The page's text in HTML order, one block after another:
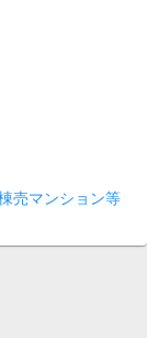
売マンション等